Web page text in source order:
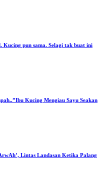
Kucing pun sama. Selagi tak buat ini
Kucing Mengiau Sayu Seakan
Lintas Landasan Ketika Palang